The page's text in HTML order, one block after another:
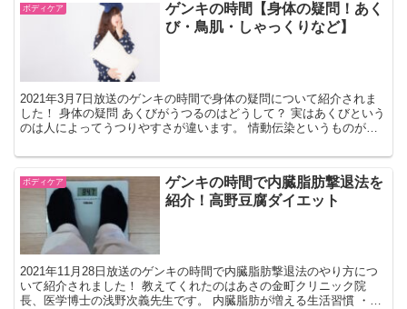
ボディケア
ゲンキの時間【身体の疑問！あく
び・鳥肌・しゃっくりなど】
2021年3月7日放送のゲンキの時間で身体の疑問について紹介されま
した！ 身体の疑問 あくびがうつるのはどうして？ 実はあくびという
のは人によってうつりやすさが違います。 情動伝染というものがあ
ボディケア
ゲンキの時間で内臓脂肪撃退法を
紹介！高野豆腐ダイエット
2021年11月28日放送のゲンキの時間で内臓脂肪撃退法のやり方につ
いて紹介されました！ 教えてくれたのはあさの金町クリニック院
長、医学博士の浅野次義先生です。 内臓脂肪が増える生活習慣 ・糖